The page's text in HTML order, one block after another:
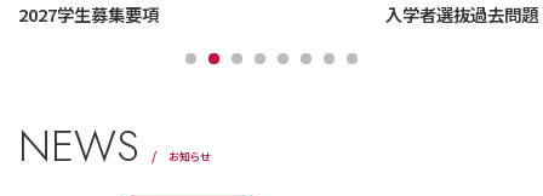
2027学生募集要項 入学者選抜過去問題
NEWS お知らせ